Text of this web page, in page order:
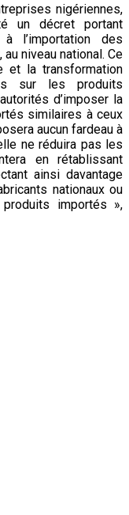
nigériennes,
un décret portant
l’importation des
niveau national. Ce
et la transformation
sur les produits
d’imposer la
similaires à ceux
aucun fardeau à
ne réduira pas les
en rétablissant
ainsi davantage
nationaux ou
importés »,